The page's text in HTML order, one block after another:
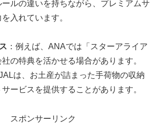
ルの違いを持ちながら、プレミアムサ
入れています。
：例えば、ANAでは「スターアライア
の特典を活かせる場合があります。
JALは、お土産が詰まった手荷物の収納
ービスを提供することがあります。
スポンサーリンク